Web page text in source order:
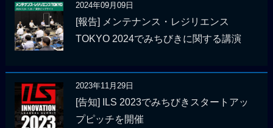
2024年09月09日
[報告] メンテナンス・レジリエンス
TOKYO 2024でみちびきに関する講演
2023年11月29日
[告知] ILS 2023でみちびきスタートアッ
プピッチを開催